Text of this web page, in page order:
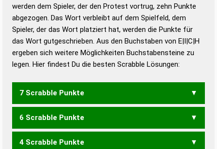
Duden – Standardwerk in 12 Bänden
Duden – Richtiges und gutes
Deutsch
Duden – Die deutsche Grammatik
Duden – Deutsches
Universalwörterbuch
werden dem Spieler, der den Protest vortrug, zehn Punkte
abgezogen. Das Wort verbleibt auf dem Spielfeld, dem
Spieler, der das Wort platziert hat, werden die Punkte für
das Wort gutgeschrieben. Aus den Buchstaben von E|I|C|H
ergeben sich weitere Möglichkeiten Buchstabensteine zu
legen. Hier findest Du die besten Scrabble Lösungen:
7 Scrabble Punkte
CHI
6 Scrabble Punkte
ICE
4 Scrabble Punkte